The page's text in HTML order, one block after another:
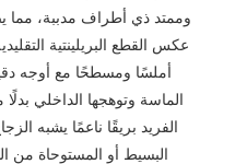
وممتد ذي أطراف مدببة، مما
عكس القطع البريلينتية
أملسًا ومسطحًا مع أوجه
الماسة وتوهجها الداخلي
الفريد بريقًا ناعمًا يشبه
البسيط أو المستوحاة من